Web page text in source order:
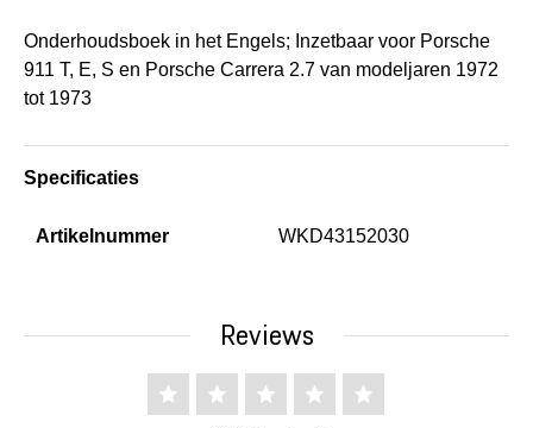
Onderhoudsboek in het Engels; Inzetbaar voor Porsche
911 T, E, S en Porsche Carrera 2.7 van modeljaren 1972
tot 1973
Specificaties
Artikelnummer WKD43152030
Reviews